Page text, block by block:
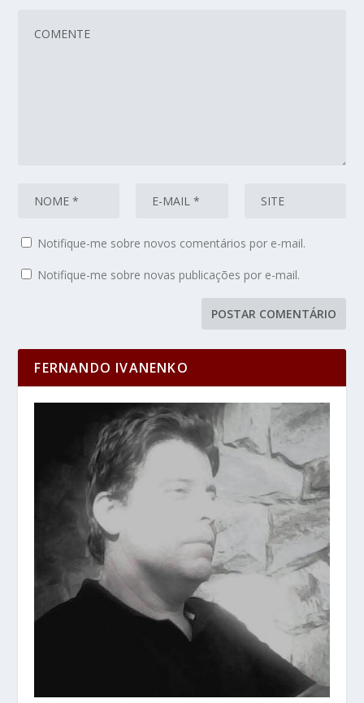
Notifique-me sobre novos comentários por e-mail.
Notifique-me sobre novas publicações por e-mail.
FERNANDO IVANENKO